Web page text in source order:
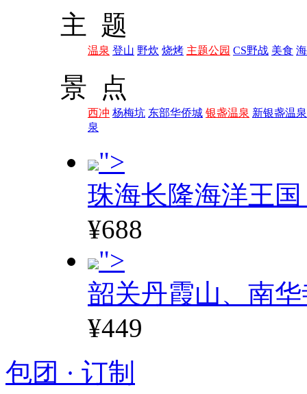
主 题
温泉 登山 野炊 烧烤 主题公园 CS野战 美食
景 点
西冲 杨梅坑 东部华侨城 银盏温泉 新银盏温泉
泉
">
珠海长隆海洋王
¥688
">
韶关丹霞山、南
¥449
包团 · 订制